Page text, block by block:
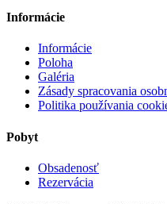
Informácie
Informácie
Poloha
Galéria
Zásady spracovania
Politika používania
Pobyt
Obsadenosť
Rezervácia